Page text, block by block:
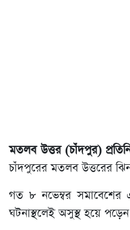
মতলব উত্তর (চাঁদপুর)
চাঁদপুরের মতলব উত্তরের
গত ৮ নভেম্বর সমাবেশের
ঘটনাস্থলেই অসুস্থ হয়ে